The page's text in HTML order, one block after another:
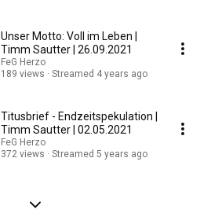
Unser Motto: Voll im Leben |
Timm Sautter | 26.09.2021
FeG Herzo
189 views
Streamed 4 years ago
Titusbrief - Endzeitspekulation |
Timm Sautter | 02.05.2021
FeG Herzo
372 views
Streamed 5 years ago